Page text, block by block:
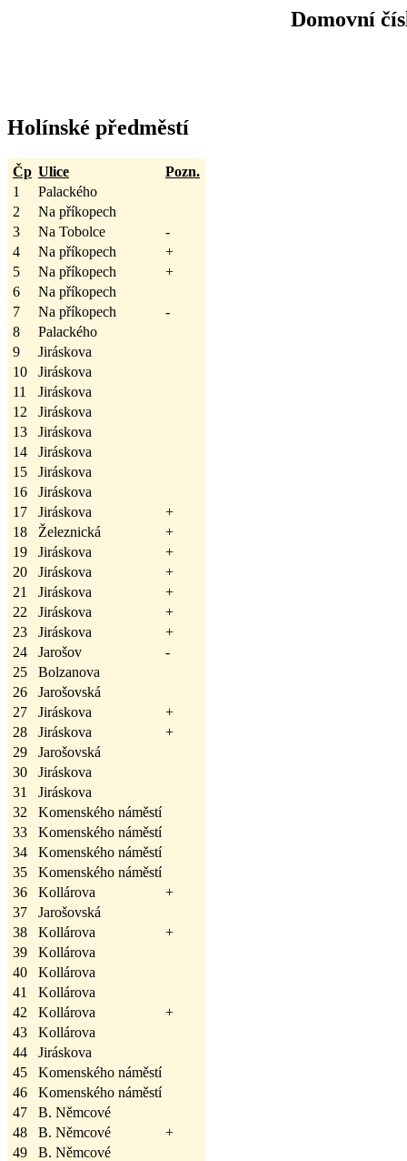
Domovní
Holínské předměstí
Čp Ulice
Pozn.
1
Palackého
2
Na příkopech
3
Na Tobolce
-
4
Na příkopech
+
5
Na příkopech
+
6
Na příkopech
7
Na příkopech
-
8
Palackého
9
Jiráskova
10
Jiráskova
11
Jiráskova
12
Jiráskova
13
Jiráskova
14
Jiráskova
15
Jiráskova
16
Jiráskova
17
Jiráskova
+
18
Železnická
+
19
Jiráskova
+
20
Jiráskova
+
21
Jiráskova
+
22
Jiráskova
+
23
Jiráskova
+
24
Jarošov
-
25
Bolzanova
26
Jarošovská
27
Jiráskova
+
28
Jiráskova
+
29
Jarošovská
30
Jiráskova
31
Jiráskova
32
Komenského náměstí
33
Komenského náměstí
34
Komenského náměstí
35
Komenského náměstí
36
Kollárova
+
37
Jarošovská
38
Kollárova
+
39
Kollárova
40
Kollárova
41
Kollárova
42
Kollárova
+
43
Kollárova
44
Jiráskova
45
Komenského náměstí
46
Komenského náměstí
47
B. Němcové
48
B. Němcové
+
49
B. Němcové